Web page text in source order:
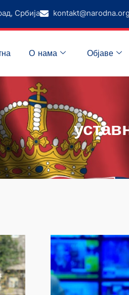
Србија
О нама Објаве